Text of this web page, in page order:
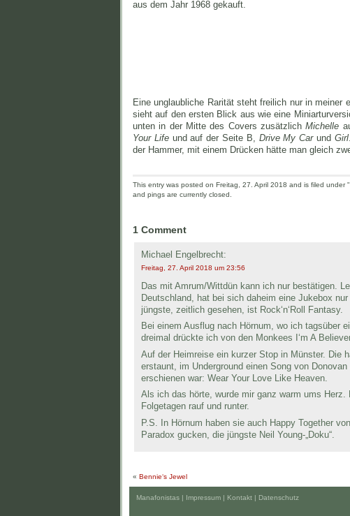
aus dem Jahr 1968 gekauft.
Eine unglaubliche Rarität steht freilich nur in
sieht auf den ersten Blick aus wie eine
unten in der Mitte des Covers zusätzlichMichelle
Your Lifeund auf der Seite B, Drive My Carund Girl
der Hammer, mit einem Drücken hätte man gleich
This entry was posted on Freitag, 27. April 2018 and is filed under "
and pings are currently closed.
1 Comment
Michael Engelbrecht:
Freitag, 27. April 2018 um 23:56
Das mit Amrum/Wittdün kann ich nur bestätigen.
Deutschland, hat bei sich daheim eine Jukebox
jüngste, zeitlich gesehen, ist Rock‘n‘Roll Fantasy.
Bei einem Ausflug nach Hörnum, wo ich tagsüber
dreimal drückte ich von den Monkees I‘m A
Auf der Heimreise ein kurzer Stop in Münster. Die
erstaunt, im Underground einen Song von
erschienen war: Wear Your Love Like Heaven.
Als ich das hörte, wurde mir ganz warm ums
Folgetagen rauf und runter.
P.S. In Hörnum haben sie auch Happy Together
Paradox gucken, die jüngste Neil Young-„Doku“.
« Bennie‘s Jewel
Manafonistas | Impressum | Kontakt | Datenschutz